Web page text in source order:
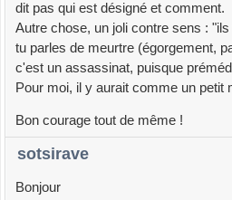
dit pas qui est désigné et comment.
Autre chose, un joli contre sens :
tu parles de meurtre (égorgement,
c'est un assassinat, puisque
Pour moi, il y aurait comme un petit
Bon courage tout de même !
sotsirave
Bonjour